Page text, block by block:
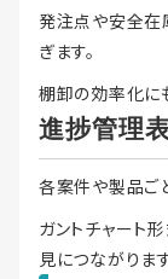
発注点や安全在
ぎます。
棚卸の効率化に
進捗管理
各案件や製品ご
ガントチャート
見につながります